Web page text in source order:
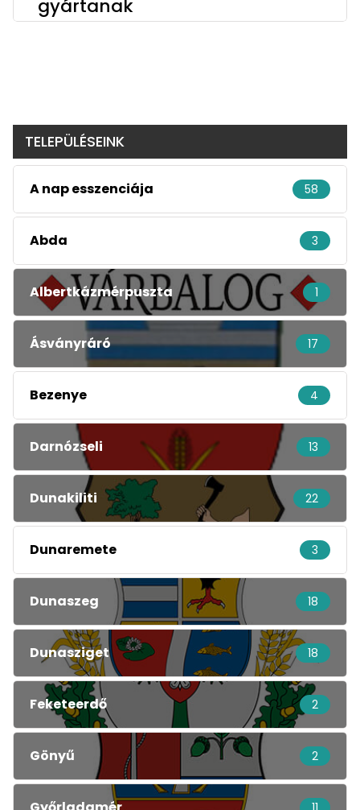
gyártanak
TELEPÜLÉSEINK
A nap esszenciája 58
Abda 3
Albertkázmérpuszta 1
Ásványráró 17
Bezenye 4
Darnózseli 13
Dunakiliti 22
Dunaremete 3
Dunaszeg 18
Dunasziget 18
Feketeerdő 2
Gönyű 2